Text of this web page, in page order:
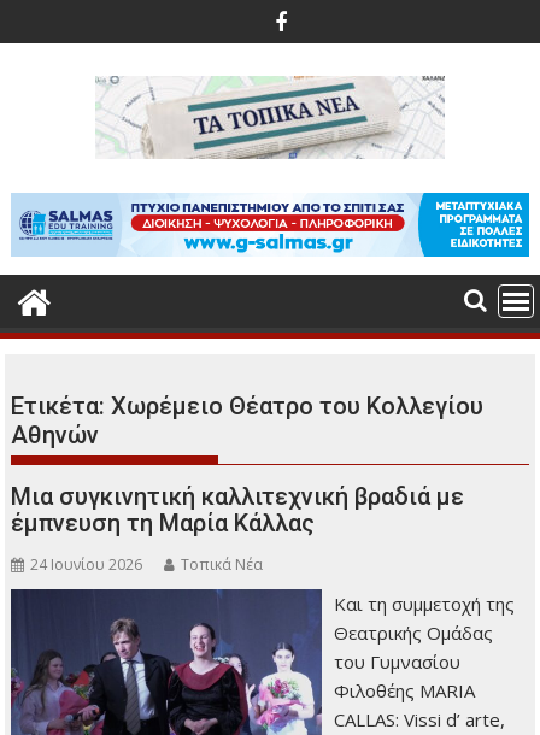
στο
περιεχόμενο
Ετικέτα:Χωρέμειο Θέατρο του Κολλεγίου
Αθηνών
Μια συγκινητική καλλιτεχνική βραδιά με
έμπνευση τη Μαρία Κάλλας
24 Ιουνίου 2026 Τοπικά Νέα
Kαι τη συμμετοχή της
Θεατρικής Ομάδας
του Γυμνασίου
Φιλοθέης MARIA
CALLAS: Vissi d’ arte,